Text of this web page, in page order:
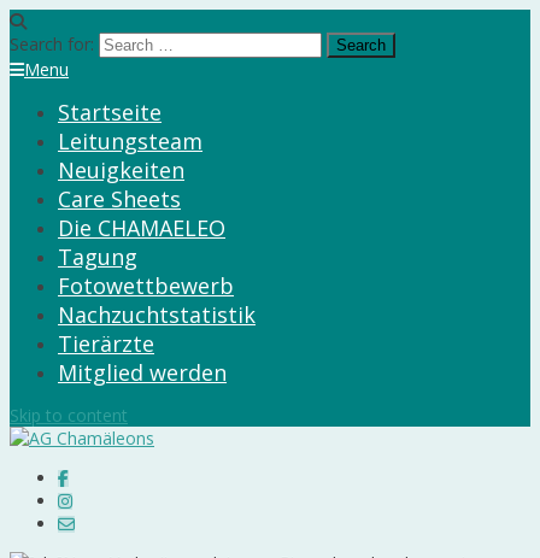
Search for:
Menu
Startseite
Leitungsteam
Neuigkeiten
Care Sheets
Die CHAMAELEO
Tagung
Fotowettbewerb
Nachzuchtstatistik
Tierärzte
Mitglied werden
Skip to content